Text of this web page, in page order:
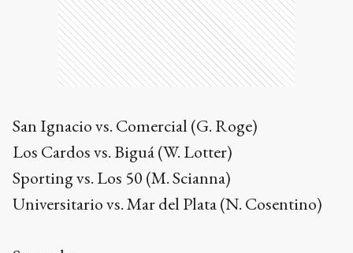
San Ignacio vs. Comercial (G. Roge)
Los Cardos vs. Biguá (W. Lotter)
Sporting vs. Los 50 (M. Scianna)
Universitario vs. Mar del Plata (N. Cosentino)